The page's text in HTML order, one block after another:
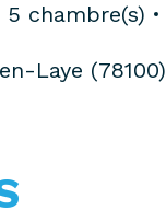
5 chambre(s)
Laye (78100)